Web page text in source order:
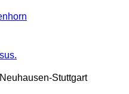
Stuttgart